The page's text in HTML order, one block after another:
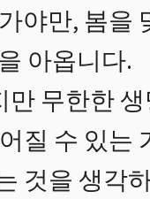
야만, 봄을
아옵니다.
무한한
질 수 있는
것을 생각